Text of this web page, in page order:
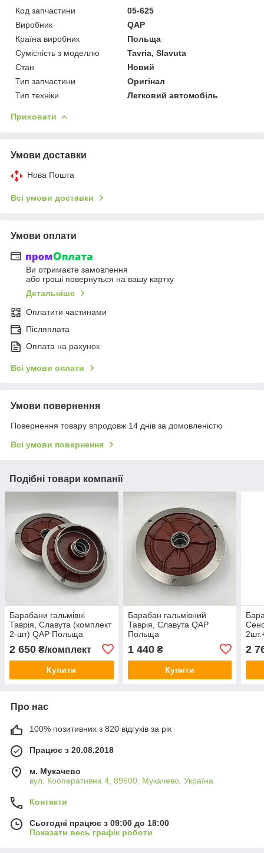
Код запчастини
05-625
Виробник
QAP
Країна виробник
Польща
Сумісність з моделлю
Tavria, Slavuta
Стан
Новий
Тип запчастини
Оригінал
Тип техніки
Легковий автомобіль
Приховати
Умови доставки
Нова Пошта
Всі умови доставки
Умови оплати
Ви отримаєте замовлення
або гроші повернуться на вашу картку
Детальніше
Оплатити частинами
Післяплата
Оплата на рахунок
Всі умови оплати
Умови повернення
Повернення товару впродовж 14 днів за домовленістю
Всі умови повернення
Подібні товари компанії
Барабани гальмівні
Таврія, Славута (комплект
2-шт) QAP Польща
2 650 ₴/комплект
Купити
Барабан гальмівний
Таврія, Славута QAP
Польща
1 440₴
Купити
2
Про нас
100% позитивних з 820 відгуків за рік
Працює з 20.08.2018
м. Мукачево
вул. Кооперативна 4, 89600, Мукачево, Україна
Контакти
Сьогодні працює з 09:00 до 18:00
Показати весь графік роботи